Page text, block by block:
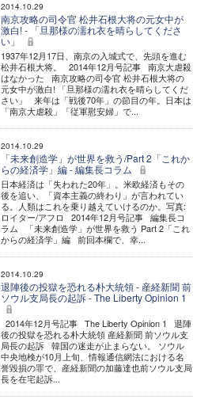
2014.10.29
南京攻略の司令官 松井石根大将の元女中が
激白! - 「旦那様の濡れ衣を晴らしてくださ
い」
1937年12月17日、南京の入城式で、先頭を進む
松井石根大将。 2014年12月号記事 南京大虐殺
はなかった 南京攻略の司令官 松井石根大将の
元女中が激白! 「旦那様の濡れ衣を晴らしてくだ
さい」 来年は「戦後70年」の節目の年。日本は
「南京大虐殺」「従軍慰安婦」で...
2014.10.29
「未来創造学」が世界を救う/Part 2「これか
らの経済学」編 - 編集長コラム
日本経済は「失われた20年」。米欧経済もその
後を追い、「資本主義の終わり」が言われてい
る。人類はこれを乗り越えていけるのか。写真:
ロイター/アフロ 2014年12月号記事 編集長コ
ラム 「未来創造学」が世界を救う Part 2「これ
からの経済学」編 前回本欄で、幸...
2014.10.29
退陣後の投獄を恐れる朴大統領 - 産経新聞 前
ソウル支局長の起訴 - The Liberty Opinion 1
2014年12月号記事 The Liberty Opinion 1 退陣
後の投獄を恐れる朴大統領 産経新聞 前ソウル支
局長の起訴 韓国の迷走が止まらない。 ソウル
中央地検が10月上旬、情報通信網法における名
誉毀損の罪で、産経新聞の加藤達也前ソウル支局
長を在宅起訴...